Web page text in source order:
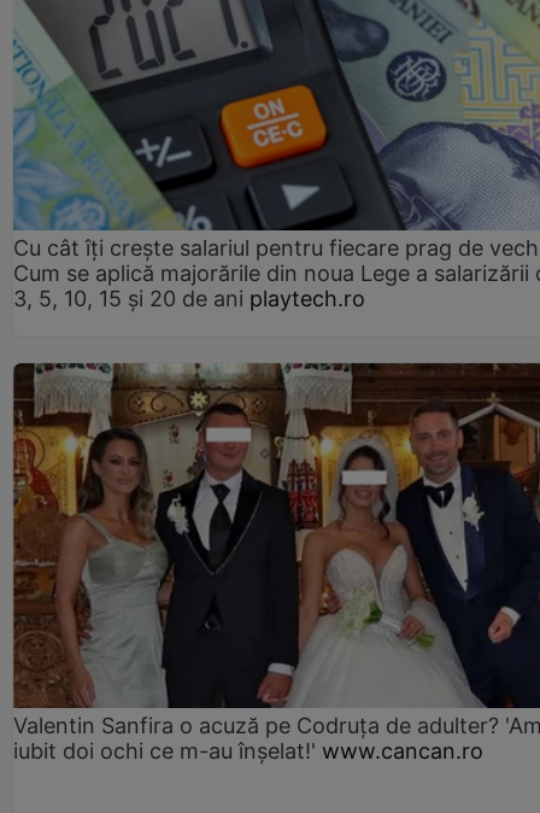
Cu cât îți crește salariul pentru fiecare prag de
Cum se aplică majorările din noua Lege a salarizării
3, 5, 10, 15 și 20 de ani playtech.ro
Valentin Sanfira o acuză pe Codruța de adulter?
iubit doi ochi ce m-au înșelat!' www.cancan.ro